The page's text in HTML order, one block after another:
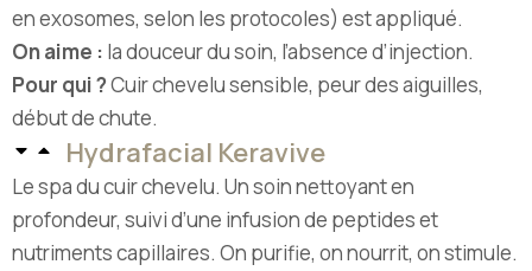
en exosomes, selon les protocoles) est appliqué.
On aime : la douceur du soin, l’absence d’injection.
Pour qui ?Cuir chevelu sensible, peur des aiguilles,
début de chute.
Hydrafacial Keravive
Le spa du cuir chevelu. Un soin nettoyant en
profondeur, suivi d’une infusion de peptides et
nutriments capillaires. On purifie, on nourrit, on stimule.